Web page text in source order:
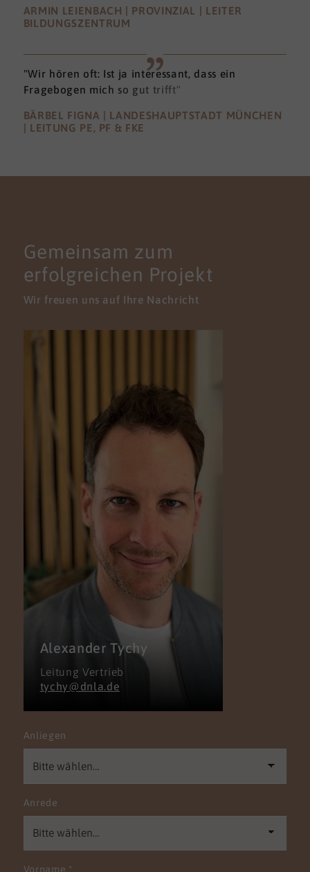
ARMIN LEIENBACH | PROVINZIAL | LEITER
BILDUNGSZENTRUM
"Wir hören oft: Ist ja interessant, dass ein
Fragebogen mich so gut trifft"
BÄRBEL FIGNA | LANDESHAUPTSTADT MÜNCHEN
| LEITUNG PE, PF & FKE
Gemeinsam zum
erfolgreichen Projekt
Wir freuen uns auf Ihre Nachricht
Alexander Tychy
Leitung Vertrieb
tychy@dnla.de
Anliegen
Anrede
Vorname *